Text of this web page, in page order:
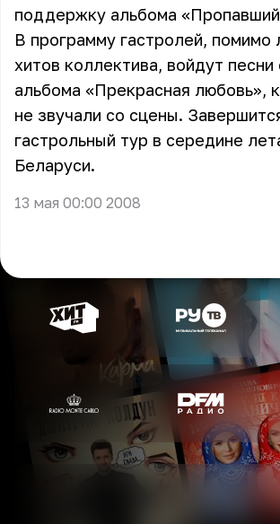
поддержку альбома
В программу гастролей, помимо
хитов коллектива, войдут песни
альбома «Прекрасная любовь»,
не звучали со сцены.
гастрольный тур в середине
Беларуси.
13 мая 00:00 2008